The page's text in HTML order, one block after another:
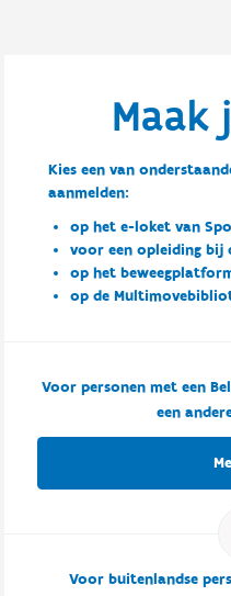
Maak
Kies een van
aanmelden:
op het e-loket van
voor een opleiding bij
op het
op de
Voor personen met een
een
Voor buitenlandse